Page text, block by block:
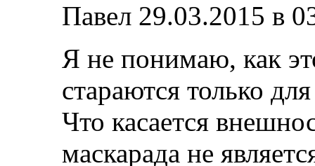
Павел 29.03.2015 в
Я не понимаю, как
стараются только
Что касается
маскарада не